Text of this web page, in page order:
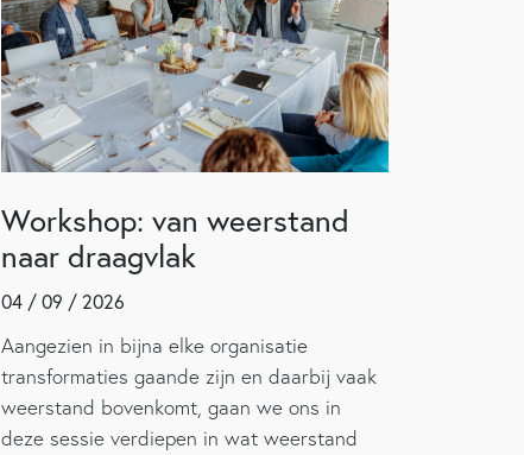
Workshop: van weerstand
naar draagvlak
04 / 09 / 2026
Aangezien in bijna elke organisatie
transformaties gaande zijn en daarbij vaak
weerstand bovenkomt, gaan we ons in
deze sessie verdiepen in wat weerstand